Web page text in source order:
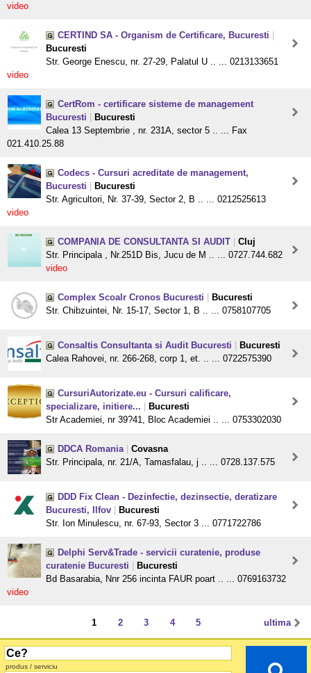
video
CERTIND SA - Organism de Certificare, Bucuresti
Bucuresti
Str. George Enescu, nr. 27-29, Palatul U .. ... 0213133651
video
CertRom - certificare sisteme de management
Bucuresti
Bucuresti
Calea 13 Septembrie , nr. 231A, sector 5 .. ... Fax
021.410.25.88
Codecs - Cursuri acreditate de management,
Bucuresti
Bucuresti
Str. Agricultori, Nr. 37-39, Sector 2, B .. ... 0212525613
video
COMPANIA DE CONSULTANTA SI AUDIT
Cluj
Str. Principala , Nr.251D Bis, Jucu de M .. ... 0727.744.682
video
Complex Scoalr Cronos Bucuresti
Bucuresti
Str. Chibzuintei, Nr. 15-17, Sector 1, B .. ... 0758107705
Consaltis Consultanta si Audit Bucuresti
Bucuresti
Calea Rahovei, nr. 266-268, corp 1, et. .. ... 0722575390
CursuriAutorizate.eu - Cursuri calificare,
specializare, initiere...
Bucuresti
Str Academiei, nr 39?41, Bloc Academiei .. ... 0753302030
DDCA Romania
Covasna
Str. Principala, nr. 21/A, Tamasfalau, j .. ... 0728.137.575
DDD Fix Clean - Dezinfectie, dezinsectie, deratizare
Bucuresti, Ilfov
Bucuresti
Str. Ion Minulescu, nr. 67-93, Sector 3 ... 0771722786
Delphi Serv&Trade - servicii curatenie, produse
curatenie Bucuresti
Bucuresti
Bd Basarabia, Nnr 256 incinta FAUR poart .. ... 0769163732
video
ultima
1 2 3 4 5
produs / serviciu